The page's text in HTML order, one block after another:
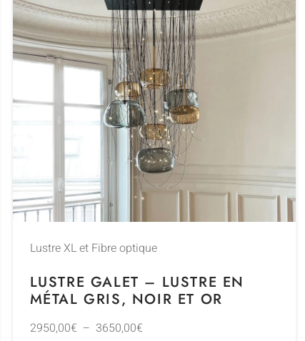
Lustre XL et Fibre optique
LUSTRE GALET – LUSTRE EN
MÉTAL GRIS, NOIR ET OR
2950,00€ – 3650,00€